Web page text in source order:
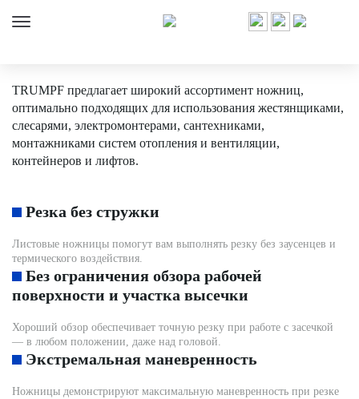
Электрические ножницы
TRUMPF предлагает широкий ассортимент ножниц,
оптимально подходящих для использования жестянщиками,
слесарями, электромонтерами, сантехниками,
монтажниками систем отопления и вентиляции,
контейнеров и лифтов.
Резка без стружки
Листовые ножницы помогут вам выполнять резку без заусенцев и
термического воздействия.
Без ограничения обзора рабочей
поверхности и участка высечки
Хороший обзор обеспечивает точную резку при работе с засечкой
— в любом положении, даже над головой.
Экстремальная маневренность
Ножницы демонстрируют максимальную маневренность при резке